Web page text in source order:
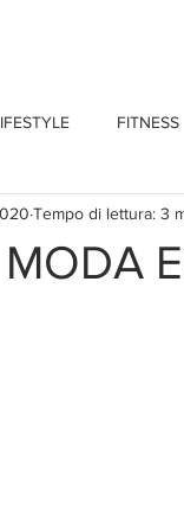
FITNESS
Tempo di lettura: 3